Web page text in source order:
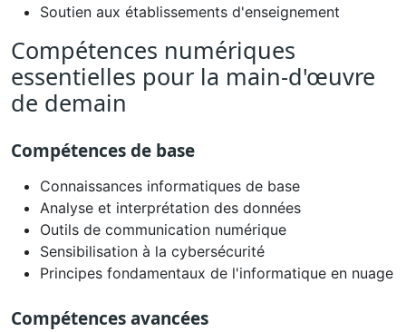
Soutien aux établissements d'enseignement
Compétences numériques
essentielles pour la main-d'œuvre
de demain
Compétences de base
Connaissances informatiques de base
Analyse et interprétation des données
Outils de communication numérique
Sensibilisation à la cybersécurité
Principes fondamentaux de l'informatique en nuage
Compétences avancées